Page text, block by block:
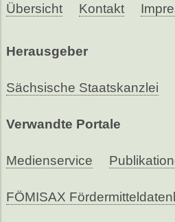
Übersicht Kontakt
Herausgeber
Sächsische Staatskanzlei
Verwandte Portale
Medienservice
FÖMISAX